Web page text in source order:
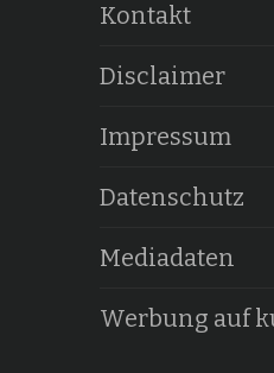
Kontakt
Disclaimer
Impressum
Datenschutz
Mediadaten
Werbung auf